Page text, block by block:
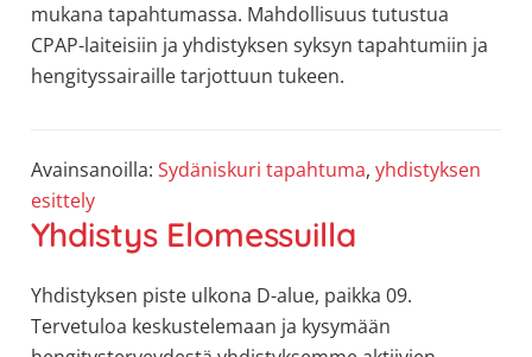
mukana tapahtumassa. Mahdollisuus tutustua
CPAP-laiteisiin ja yhdistyksen syksyn tapahtumiin ja
hengityssairaille tarjottuun tukeen.
Avainsanoilla: Sydäniskuri tapahtuma, yhdistyksen
esittely
Yhdistys Elomessuilla
Yhdistyksen piste ulkona D-alue, paikka 09.
Tervetuloa keskustelemaan ja kysymään